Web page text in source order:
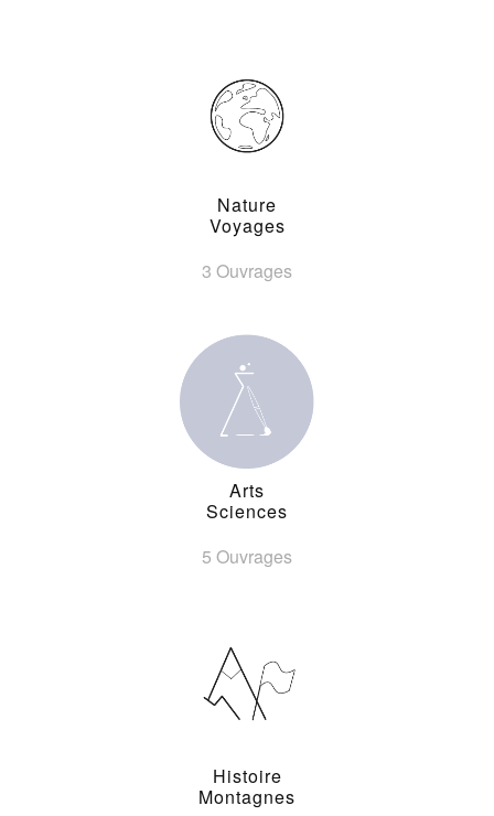
Nature
Voyages
3 Ouvrages
Arts
Sciences
5 Ouvrages
Histoire
Montagnes